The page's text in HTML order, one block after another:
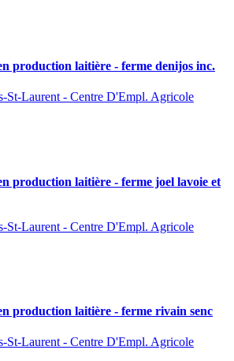
production laitière - ferme denijos inc.
St-Laurent - Centre D'Empl. Agricole
production laitière - ferme joel lavoie et
St-Laurent - Centre D'Empl. Agricole
production laitière - ferme rivain senc
St-Laurent - Centre D'Empl. Agricole